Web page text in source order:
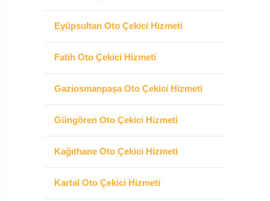
Eyüpsultan Oto Çekici Hizmeti
Fatih Oto Çekici Hizmeti
Gaziosmanpaşa Oto Çekici Hizmeti
Güngören Oto Çekici Hizmeti
Kağıthane Oto Çekici Hizmeti
Kartal Oto Çekici Hizmeti